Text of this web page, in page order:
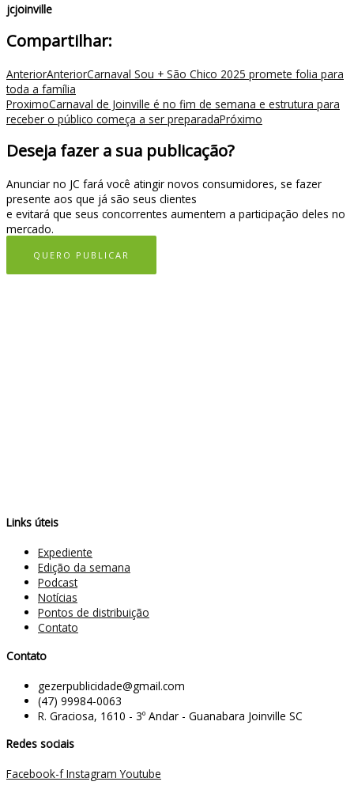
jcjoinville
Compartilhar:
AnteriorAnteriorCarnaval Sou + São Chico 2025 promete folia para
toda a família
ProximoCarnaval de Joinville é no fim de semana e estrutura para
receber o público começa a ser preparadaPróximo
Deseja fazer a sua publicação?
Anunciar no JC fará você atingir novos consumidores, se fazer
presente aos que já são seus clientes
e evitará que seus concorrentes aumentem a participação deles no
mercado.
QUERO PUBLICAR
Links úteis
Expediente
Edição da semana
Podcast
Notícias
Pontos de distribuição
Contato
Contato
gezerpublicidade@gmail.com
(47) 99984-0063
R. Graciosa, 1610 - 3º Andar - Guanabara Joinville SC
Redes sociais
Facebook-f Instagram Youtube